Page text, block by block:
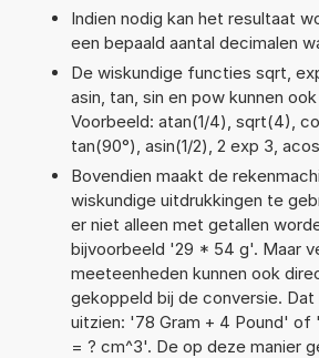
Indien nodig kan het resultaat
een bepaald aantal decimalen
De wiskundige functies sqrt,
asin, tan, sin en pow kunnen
Voorbeeld: atan(1/4), sqrt(4),
tan(90°), asin(1/2), 2 exp 3,
Bovendien maakt de
wiskundige uitdrukkingen te
er niet alleen met getallen
bijvoorbeeld '29 * 54 g'. Maar
meeteenheden kunnen ook
gekoppeld bij de conversie.
uitzien: '78 Gram + 4 Pound' of
= ? cm^3'. De op deze manier